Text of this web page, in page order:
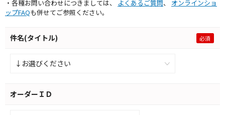
・各種お問い合わせにつきましては、
よくあるご質問、 オンラインショ
ップFAQも併せてご参照ください。
件名(タイトル)
オーダーＩＤ